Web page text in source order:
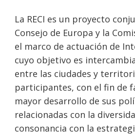
La RECI es un proyecto
Consejo de Europa y la
el marco de actuación de
cuyo objetivo es
entre las ciudades y
participantes, con el fin de
mayor desarrollo de sus
relacionadas con la
consonancia con la